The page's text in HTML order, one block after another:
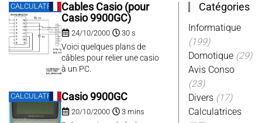
CALCULATRICESCables Casio (pour
Casio 9900GC)
24/10/2000 30 s
Voici quelques plans de
câbles pour relier une casio
à un PC.
CALCULATRICESCasio 9900GC
20/10/2000 3 mins
Catégories
Informatique
(199)
Domotique (29)
Avis Conso
(23)
Divers (17)
Calculatrices